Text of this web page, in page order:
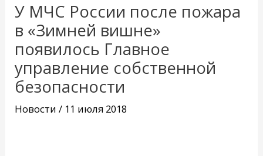
У МЧС России после пожара
в «Зимней вишне»
появилось Главное
управление собственной
безопасности
Новости / 11 июля 2018
записям